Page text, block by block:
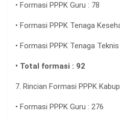
• Formasi PPPK Guru : 78
• Formasi PPPK Tenaga
• Formasi PPPK Tenaga
• Total formasi : 92
7. Rincian Formasi PPPK
• Formasi PPPK Guru : 276